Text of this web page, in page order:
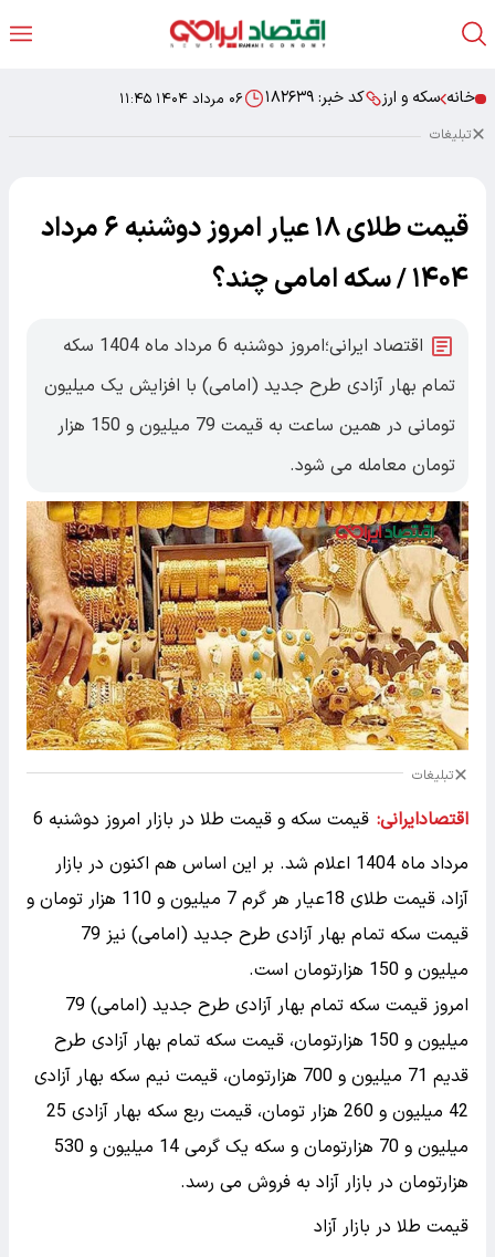
خانه سکه و ارز کد خبر: ۱۸۲۶۳۹ ۰۶ مرداد ۱۴۰۴ ۱۱:۴۵
تبلیغات
قیمت طلای ۱۸ عیار امروز دوشنبه ۶ مرداد
۱۴۰۴ / سکه امامی چند؟
اقتصاد ایرانی؛امروز دوشنبه 6 مرداد ماه 1404 سکه
تمام‌ بهار آزادی طرح جدید (امامی) با افزایش یک میلیون
تومانی در همین ساعت به قیمت 79 میلیون و 150 هزار
تومان معامله می شود.
تبلیغات
اقتصادایرانی:
قیمت سکه و قیمت طلا در بازار امروز دوشنبه 6
مرداد ماه 1404 اعلام شد. بر این اساس هم‌ اکنون در بازار
آزاد، قیمت طلای 18عیار هر گرم 7 میلیون و 110 هزار تومان و
قیمت سکه تمام‌ بهار آزادی طرح جدید (امامی) نیز 79
میلیون و 150 هزارتومان است.
امروز قیمت سکه تمام بهار آزادی طرح جدید (امامی) 79
میلیون و 150 هزارتومان، قیمت سکه تمام بهار آزادی طرح
قدیم 71 میلیون و 700 هزارتومان، قیمت نیم‌ سکه بهار آزادی
42 میلیون و 260 هزار تومان، قیمت ربع‌ سکه بهار آزادی 25
میلیون و 70 هزارتومان و سکه یک‌ گرمی 14 میلیون و 530
هزارتومان در بازار آزاد به فروش می‌ رسد.
قیمت طلا در بازار آزاد